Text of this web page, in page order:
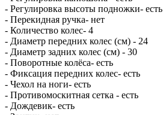
- Регулировка высоты подножки- есть
- Перекидная ручка- нет
- Количество колес- 4
- Диаметр передних колес (см) - 24
- Диаметр задних колес (см) - 30
- Поворотные колёса- есть
- Фиксация передних колес- есть
- Чехол на ноги- есть
- Противомоскитная сетка - есть
- Дождевик- есть